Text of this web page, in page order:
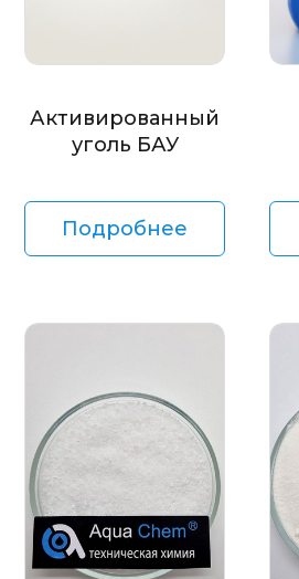
Активированный
уголь БАУ
Подробнее